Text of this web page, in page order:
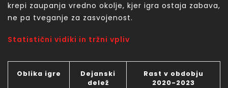
krepi zaupanja vredno okolje, kjer igra ostaja zabava,
ne pa tveganje za zasvojenost.
Statistični vidiki in tržni vpliv
Oblika igre
Dejanski
delež
Rast v obdobju
2020-2023